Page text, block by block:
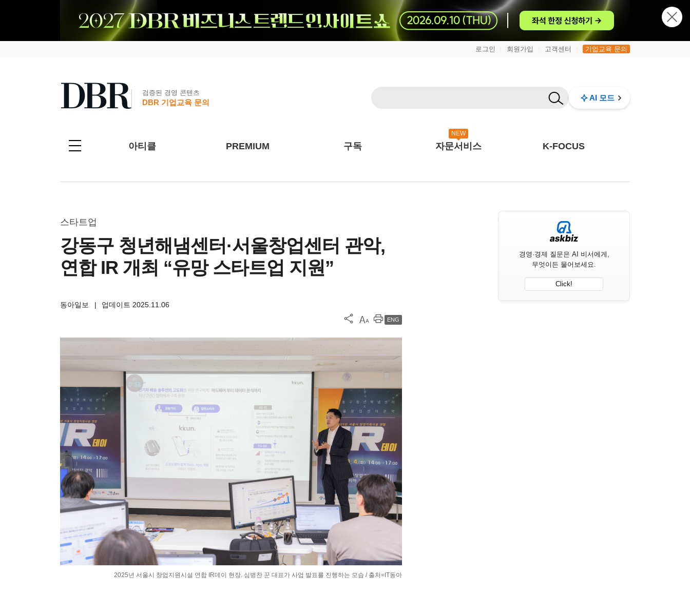
로그인 회원가입 고객센터 기업교육 문의
검증된 경영 콘텐츠
DBR 기업교육 문의
AI 모드
아티클 PREMIUM 구독
NEW
자문서비스 K-FOCUS
스타트업
강동구 청년해냄센터·서울창업센터 관악,
연합 IR 개최 “유망 스타트업 지원”
동아일보 | 업데이트 2025.11.06
ENG
2025년 서울시 창업지원시설 연합 IR데이 현장. 심병찬 꾼 대표가 사업 발표를 진행하는 모습 / 출처=IT동아
경영·경제 질문은 AI 비서에게,
무엇이든 물어보세요.
Click!